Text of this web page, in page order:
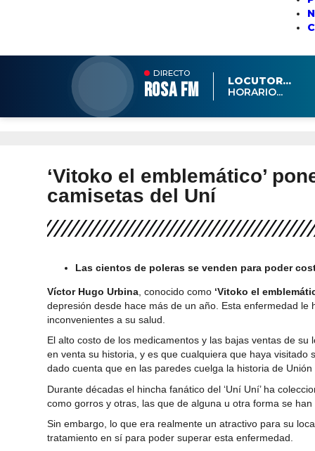
DIRECTO
ROSA FM
LOCUTOR...
HORARIO...
‘Vitoko el emblemático’
camisetas del Uní
Las cientos de poleras se venden para poder
Víctor Hugo Urbina , conocido como ‘Vitoko el
depresión desde hace más de un año. Esta enfermedad
inconvenientes a su salud.
El alto costo de los medicamentos y las bajas ventas de
en venta su historia, y es que cualquiera que haya
dado cuenta que en las paredes cuelga la historia de
Durante décadas el hincha fanático del ‘Uní Uní’ ha
como gorros y otras, las que de alguna u otra forma se
Sin embargo, lo que era realmente un atractivo para su
tratamiento en sí para poder superar esta enfermedad.